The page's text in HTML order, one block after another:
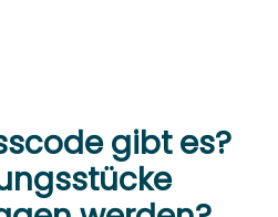
gibt es?